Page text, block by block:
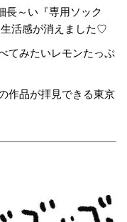
長～い『専用ソック
活感が消えました♡
てみたいレモンたっぷ
作品が拝見できる東京